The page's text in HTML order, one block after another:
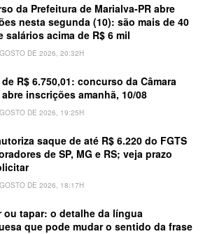
da Prefeitura de Marialva-PR abre
nesta segunda (10): são mais de 40
salários acima de R$ 6 mil
DE 2026, 20:32H
R$ 6.750,01: concurso da Câmara
abre inscrições amanhã, 10/08
DE 2026, 19:25H
saque de até R$ 6.220 do FGTS
de SP, MG e RS; veja prazo
DE 2026, 18:17H
ou tapar: o detalhe da língua
que pode mudar o sentido da frase